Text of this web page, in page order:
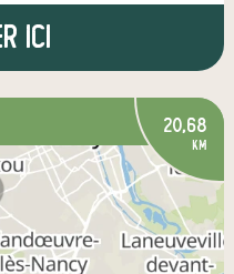
ici
20,68
km